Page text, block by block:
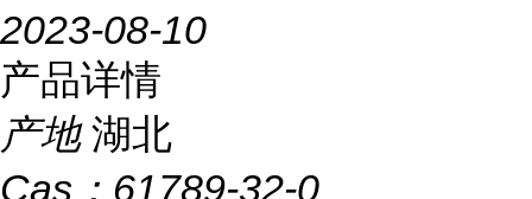
2023-08-10
产品详情
产地 湖北
Cas： 61789-32-0